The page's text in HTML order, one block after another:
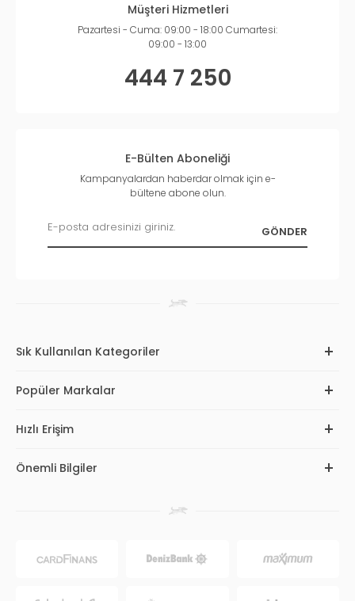
Müşteri Hizmetleri
Pazartesi - Cuma: 09:00 - 18:00 Cumartesi:
09:00 - 13:00
444 7 250
E-Bülten Aboneliği
Kampanyalardan haberdar olmak için e-
bültene abone olun.
Sık Kullanılan Kategoriler
Popüler Markalar
Hızlı Erişim
Önemli Bilgiler